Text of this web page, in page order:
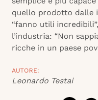
quello prodotto dalle
“fanno utili
l’industria: “Non
ricche in un paese
AUTORE:
Leonardo Testai